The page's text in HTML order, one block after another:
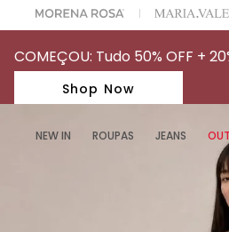
ESCOLHER SEU LOOK? FALE COM NOSSA
COMEÇOU: Tudo 50% OFF +
Shop Now
NEW IN ROUPAS JEANS